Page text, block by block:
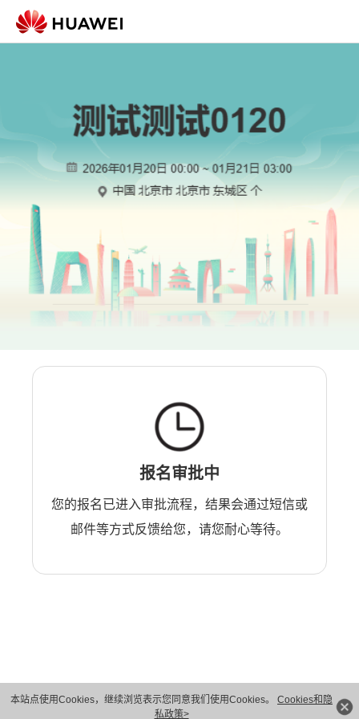
本站点使用Cookies，继续浏览表示您同意我们使用Cookies。 Cookies和隐
私政策>
报名审批中
您的报名已进入审批流程，结果会通过短信或
邮件等方式反馈给您，请您耐心等待。
版权所有 © 华为技术有限公司 1998-2026。 保留一切权利。粤A2-20044005号